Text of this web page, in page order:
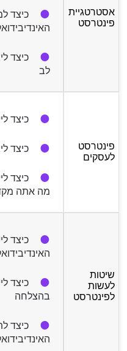
אסטרטגיית
פינטרסט
כיצד
לב
פינטרסט
לעסקים
כיצד
כיצד
כיצד
מה אתה
שיטות
לעשות
לפינטרסט
כיצד
כיצד
בהצלחה
כיצד